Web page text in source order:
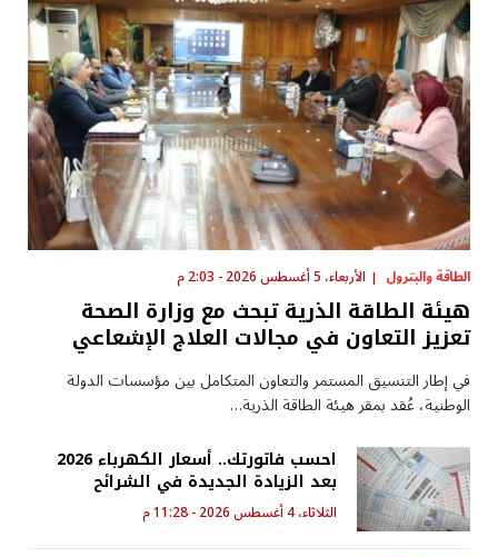
الطاقة والبترول الأربعاء، 5 أغسطس 2026 - 2:03 م
هيئة الطاقة الذرية تبحث مع وزارة الصحة
تعزيز التعاون في مجالات العلاج الإشعاعي
في إطار التنسيق المستمر والتعاون المتكامل بين مؤسسات الدولة
الوطنية، عُقد بمقر هيئة الطاقة الذرية…
احسب فاتورتك.. أسعار الكهرباء 2026
بعد الزيادة الجديدة في الشرائح
الثلاثاء، 4 أغسطس 2026 - 11:28 م